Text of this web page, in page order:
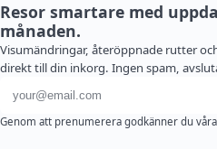
Resor smartare med
månaden.
Visumändringar, återöppnade rutter
direkt till din inkorg. Ingen spam,
E-postadress
Genom att prenumerera godkänner du våra